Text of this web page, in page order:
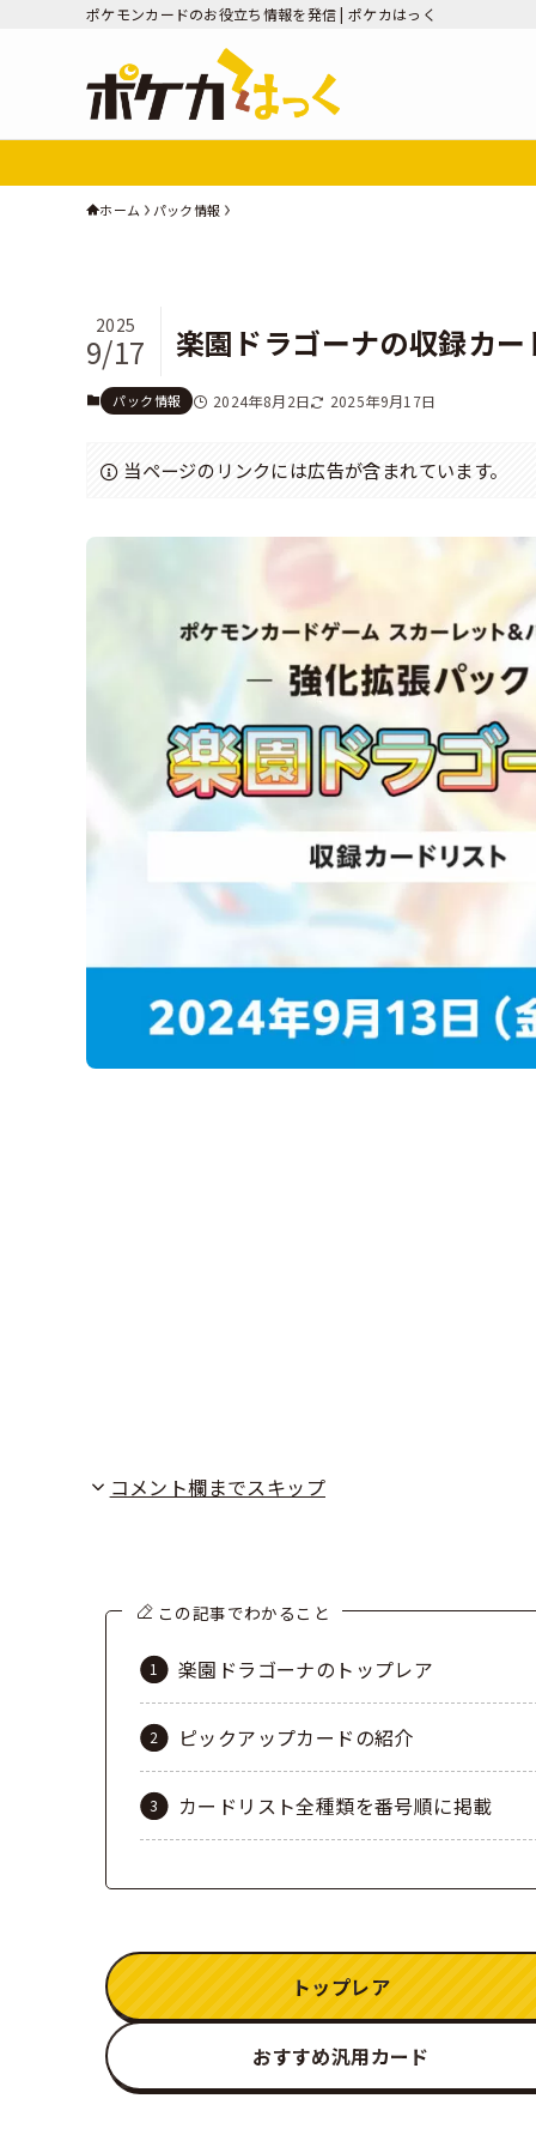
ポケモンカードのお役立ち情報を発信 | ポケカはっく
ホーム パック情報
楽園ドラゴーナの収録カ
2025
9/17
パック情報 2024年8月2日 2025年9月17日
当ページのリンクには広告が含まれています。
コメント欄までスキップ
この記事でわかること
楽園ドラゴーナのトップレア
ピックアップカードの紹介
カードリスト全種類を番号順に掲載
トップレア
おすすめ汎用カード